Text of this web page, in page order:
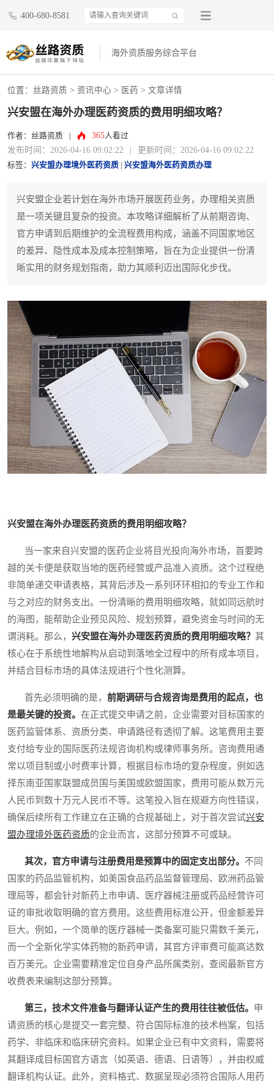
400-680-8581
海外资质服务综合平台
位置： 丝路资质 > 资讯中心 > 医药 > 文章详情
兴安盟在海外办理医药资质的费用明细攻略？
作者：丝路资质 365人看过
发布时间：2026-04-16 09:02:22 更新时间：2026-04-16 09:02:22
标签： 兴安盟办理境外医药资质 兴安盟海外医药资质办理
兴安盟企业若计划在海外市场开展医药业务，办理相关资质
是一项关键且复杂的投资。本攻略详细解析了从前期咨询、
官方申请到后期维护的全流程费用构成，涵盖不同国家地区
的差异、隐性成本及成本控制策略，旨在为企业提供一份清
晰实用的财务规划指南，助力其顺利迈出国际化步伐。
兴安盟在海外办理医药资质的费用明细攻略？
当一家来自兴安盟的医药企业将目光投向海外市场，首要跨
越的关卡便是获取当地的医药经营或产品准入资质。这个过程绝
非简单递交申请表格，其背后涉及一系列环环相扣的专业工作和
与之对应的财务支出。一份清晰的费用明细攻略，就如同远航时
的海图，能帮助企业预见风险、规划预算，避免资金与时间的无
谓消耗。那么， 兴安盟在海外办理医药资质的费用明细攻略？ 其
核心在于系统性地解构从启动到落地全过程中的所有成本项目，
并结合目标市场的具体法规进行个性化测算。
首先必须明确的是， 前期调研与合规咨询是费用的起点，也
是最关键的投资。 在正式提交申请之前，企业需要对目标国家的
医药监管体系、资质分类、申请路径有透彻了解。这笔费用主要
支付给专业的国际医药法规咨询机构或律师事务所。咨询费用通
常以项目制或小时费率计算，根据目标市场的复杂程度，例如选
择东南亚国家联盟成员国与美国或欧盟国家，费用可能从数万元
人民币到数十万元人民币不等。这笔投入旨在规避方向性错误，
确保后续所有工作建立在正确的合规基础上，对于首次尝试兴安
盟办理境外医药资质的企业而言，这部分预算不可或缺。
其次，官方申请与注册费用是预算中的固定支出部分。 不同
国家的药品监管机构，如美国食品药品监督管理局、欧洲药品管
理局等，都会针对新药上市申请、医疗器械注册或药品经营许可
证的审批收取明确的官方费用。这些费用标准公开，但金额差异
巨大。例如，一个简单的医疗器械一类备案可能只需数千美元，
而一个全新化学实体药物的新药申请，其官方评审费可能高达数
百万美元。企业需要精准定位自身产品所属类别，查阅最新官方
收费表来编制这部分预算。
第三，技术文件准备与翻译认证产生的费用往往被低估。 申
请资质的核心是提交一套完整、符合国际标准的技术档案，包括
药学、非临床和临床研究资料。如果企业已有中文资料，需要将
其翻译成目标国官方语言（如英语、德语、日语等），并由权威
翻译机构认证。此外，资料格式、数据呈现必须符合国际人用药